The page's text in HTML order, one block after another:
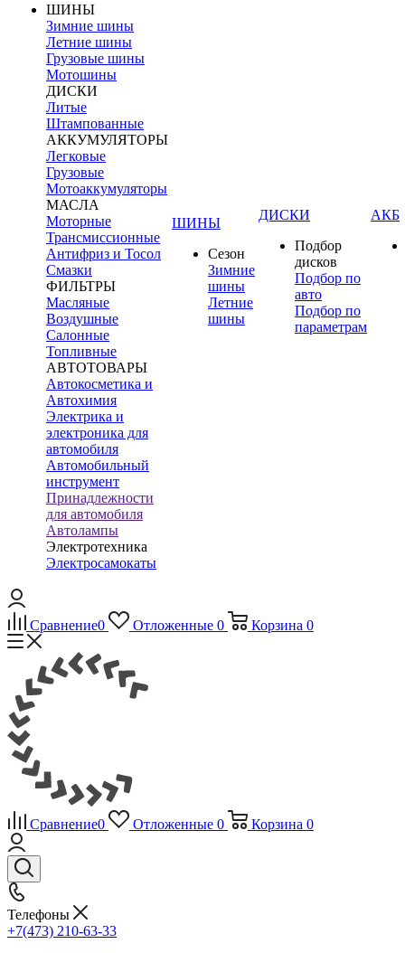
ШИНЫ
Зимние шины
Летние шины
Грузовые шины
Мотошины
ДИСКИ
Литые
Штампованные
АККУМУЛЯТОРЫ
Легковые
Грузовые
Мотоаккумуляторы
МАСЛА
Моторные
Трансмиссионные
Антифриз и Тосол
Смазки
ФИЛЬТРЫ
Масляные
Воздушные
Салонные
Топливные
АВТОТОВАРЫ
Автокосметика и
Автохимия
Электрика и
электроника для
автомобиля
Автомобильный
инструмент
Принадлежности
для автомобиля
Автолампы
Электротехника
Электросамокаты
ШИНЫ
Сезон
Зимние
шины
Летние
шины
ДИСКИ
Подбор
дисков
Подбор по
авто
Подбор по
параметрам
АКБ
Сравнение0 Отложенные 0 Корзина 0
Сравнение0 Отложенные 0 Корзина 0
Телефоны
+7(473) 210-63-33